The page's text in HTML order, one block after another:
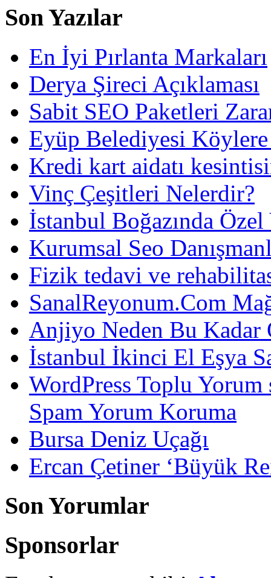
Son Yazılar
En İyi Pırlanta Markaları
Derya Şireci Açıklaması
Sabit SEO Paketleri
Eyüp Belediyesi
Kredi kart aidatı
Vinç Çeşitleri Nelerdir?
İstanbul Boğazında
Kurumsal Seo
Fizik tedavi ve
SanalReyonum.Com
Anjiyo Neden Bu Kadar
İstanbul İkinci El Eşya
WordPress Toplu
Spam Yorum Koruma
Bursa Deniz Uçağı
Ercan Çetiner ‘Büyük
Son Yorumlar
Sponsorlar